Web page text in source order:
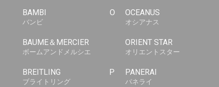
BAMBI
バンビ
BAUME＆MERCIER
ボームアンドメルシエ
BREITLING
ブライトリング
O OCEANUS
オシアナス
ORIENT STAR
オリエントスター
P PANERAI
パネライ